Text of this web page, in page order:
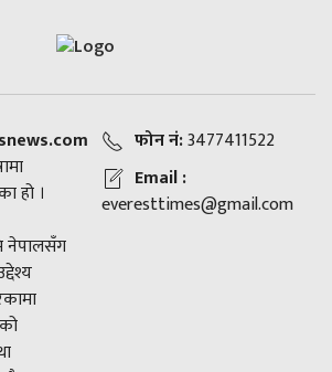
हो ।
नेपालसँग
फोन नं:3477411522
Email :
everesttimes@gmail.com